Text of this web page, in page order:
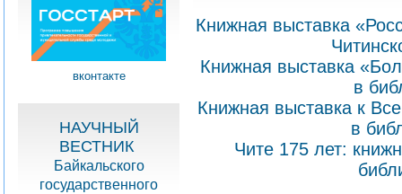
вконтакте
НАУЧНЫЙ
ВЕСТНИК
Байкальского
государственного
Книжная выставка
Книжная выставка
в
Книжная выставка к
в
Чите 175 лет: